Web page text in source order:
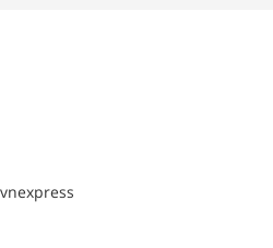
vnexpress